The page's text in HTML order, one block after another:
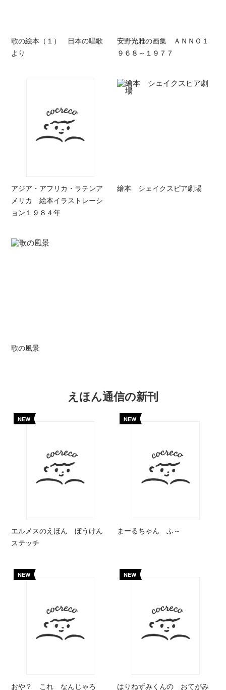
歌の絵本（１） 日本の唱歌
より
安野光雅の画集 ＡＮＮＯ１
９６８～１９７７
アジア・アフリカ・ラテンア
メリカ 絵本イラストレーシ
ョン１９８４年
繪本 シェイクスピア劇場
歌の風景
えほん通信の新刊
NEW
エルメスのえほん ぼうけん
ステッチ
NEW
まーるちゃん ふ～
NEW
おや？ これ なんじゃろ
NEW
はりねずみくんの おてがみ